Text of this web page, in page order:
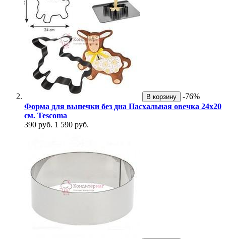
В корзину
-76%
Форма для выпечки без дна Пасхальная овечка 24х20
см. Tescoma
390 руб. 1 590 руб.